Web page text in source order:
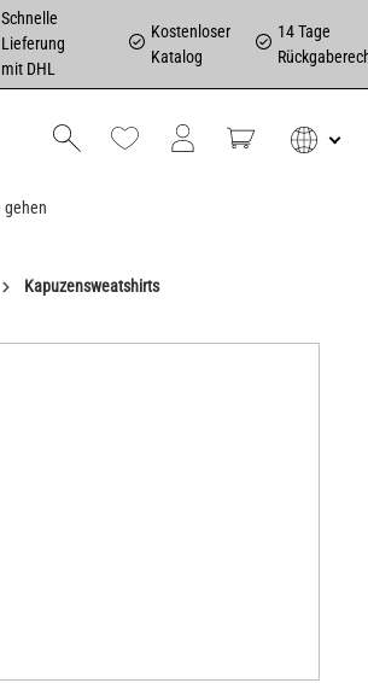
Schnelle
Lieferung
mit DHL
Kostenloser
Katalog
14 Tage
Kapuzensweatshirts